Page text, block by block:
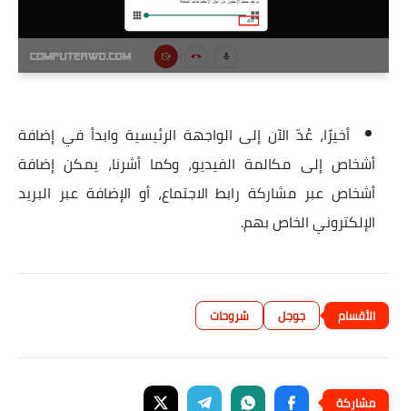
أخيرًا، عُدّ الآن إلى الواجهة الرئيسية وابدأ في إضافة
أشخاص إلى مكالمة الفيديو، وكما أشرنا، يمكن إضافة
أشخاص عبر مشاركة رابط الاجتماع، أو الإضافة عبر البريد
الإلكتروني الخاص بهم.
جوجل شروحات